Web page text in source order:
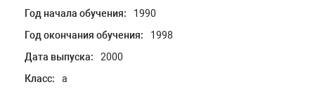
Год начала обучения:
1990
Год окончания обучения:
1998
Дата выпуска:
2000
Класс:
а